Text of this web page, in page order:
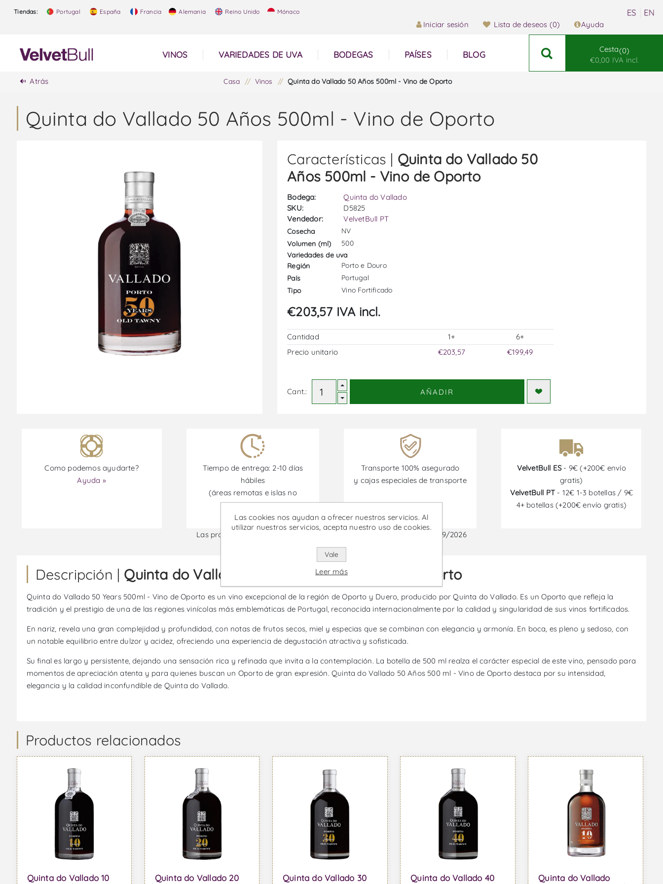
Tiendas: Portugal España Francia Alemania Reino Unido Mónaco
Iniciar sesión Lista de deseos (0) Ayuda
VINOS VARIEDADES DE UVA BODEGAS PAÍSES BLOG
Cesta 0
€0,00 IVA incl.
Atrás Casa / Vinos / Quinta do Vallado 50 Años 500ml - Vino de Oporto
Quinta do Vallado 50 Años 500ml - Vino de Oporto
Características | Quinta do Vallado 50
Años 500ml - Vino de Oporto
Bodega:
Quinta do Vallado
SKU:
D5825
Vendedor:
VelvetBull PT
Cosecha
NV
Volumen (ml)
500
Variedades de uva
Región
Porto e Douro
País
Portugal
Tipo
Vino Fortificado
€203,57 IVA incl.
Cantidad 1+
6+
Precio unitario
€203,57 €199,49
Cant.: AÑADIR
Como podemos ayudarte?
Ayuda »
Tiempo de entrega: 2-10 días
hábiles
(áreas remotas e islas no
incluidas)
Transporte 100% asegurado
y cajas especiales de transporte
VelvetBull ES- 9€ (+200€ envío
gratis)
VelvetBull PT - 12€ 1-3 botellas / 9€
4+ botellas (+200€ envío gratis)
Las promociones están disponibles desde el 30/06/2026 hasta el 30/09/2026
Descripción | Quinta do Vallado 50 Años 500ml - Vino de Oporto
Quinta do Vallado 50 Years 500ml - Vino de Oporto es un vino excepcional de la región de Oporto y Duero, producido por Quinta do Vallado. Es un Oporto que refleja la
tradición y el prestigio de una de las regiones vinícolas más emblemáticas de Portugal, reconocida internacionalmente por la calidad y singularidad de sus vinos fortificados.
En nariz, revela una gran complejidad y profundidad, con notas de frutos secos, miel y especias que se combinan con elegancia y armonía. En boca, es pleno y sedoso, con
un notable equilibrio entre dulzor y acidez, ofreciendo una experiencia de degustación atractiva y sofisticada.
Su final es largo y persistente, dejando una sensación rica y refinada que invita a la contemplación. La botella de 500 ml realza el carácter especial de este vino, pensado para
momentos de apreciación atenta y para quienes buscan un Oporto de gran expresión. Quinta do Vallado 50 Años 500 ml - Vino de Oporto destaca por su intensidad,
elegancia y la calidad inconfundible de Quinta do Vallado.
Productos relacionados
Quinta do Vallado 10
Quinta do Vallado 20
Quinta do Vallado 30
Quinta do Vallado 40
Quinta do Vallado
Las cookies nos ayudan a ofrecer nuestros servicios. Al
utilizar nuestros servicios, acepta nuestro uso de cookies.
Vale
Leer más